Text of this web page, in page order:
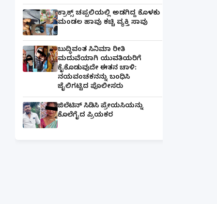
ಕ್ರಾಕ್ಸ್ ಚಪ್ಪಲಿಯಲ್ಲಿ ಅಡಗಿದ್ದ ಕೊಳಕು
ಮಂಡಲ ಹಾವು ಕಚ್ಚಿ ವ್ಯಕ್ತಿ ಸಾವು
ಬುದ್ಧಿವಂತ ಸಿನಿಮಾ ರೀತಿ
ಮದುವೆಯಾಗಿ ಯುವತಿಯರಿಗೆ
ಕೈಕೊಡುವುದೇ ಈತನ ಚಾಳಿ:
ನಯವಂಚಕನನ್ನು ಬಂಧಿಸಿ
ಜೈಲಿಗಟ್ಟಿದ ಪೊಲೀಸರು
ಜಿಲೆಟಿನ್ ಸಿಡಿಸಿ ಪ್ರೇಯಸಿಯನ್ನು
ಕೊಲೆಗೈದ ಪ್ರಿಯಕರ